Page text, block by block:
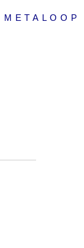
METALOOP